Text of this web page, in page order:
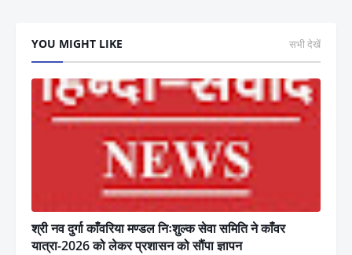
YOU MIGHT LIKE सभी देखें
श्री नव दुर्गा काँवरिया मण्डल निःशुल्क सेवा समिति ने काँवर
यात्रा-2026 को लेकर प्रशासन को सौंपा ज्ञापन